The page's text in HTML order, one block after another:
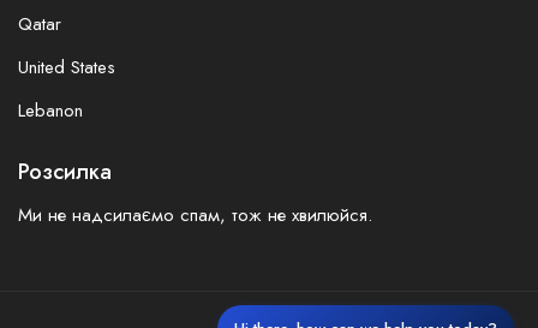
Qatar
United States
Lebanon
Розсилка
Ми не надсилаємо спам, тож не хвилюйся.